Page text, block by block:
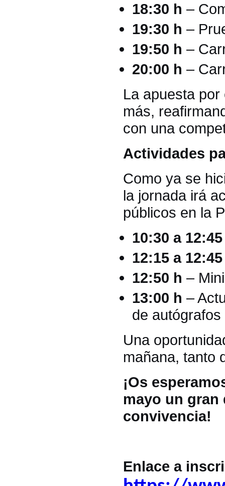
18:30 h –
19:30 h –
19:50 h –
20:00 h –
La apuesta
más,
con una
Actividades
Como ya se
la jornada irá
públicos en la
10:30 a
12:15 a
12:50 h –
13:00 h –
de
Una
mañana, tanto
¡Os
mayo un
convivencia!
Enlace a